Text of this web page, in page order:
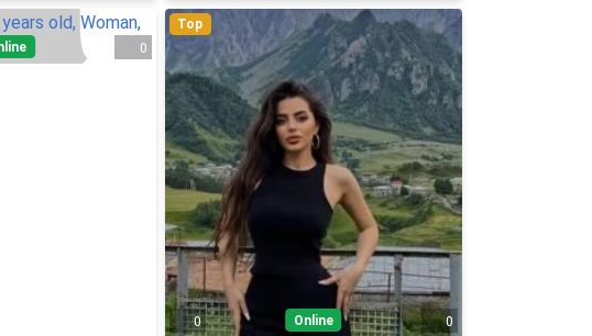
0
Top
0 Online 0